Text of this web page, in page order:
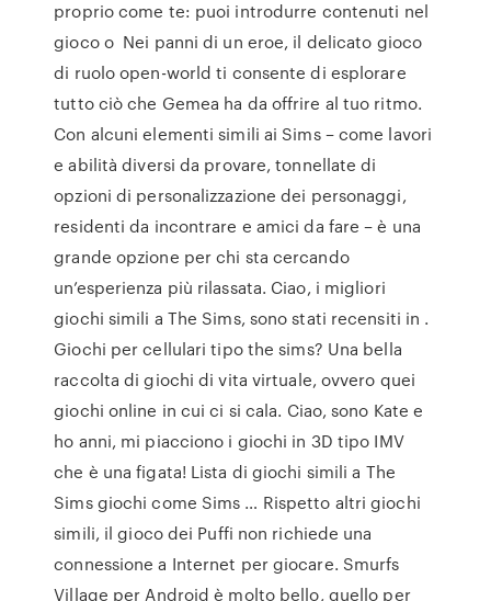
proprio come te: puoi introdurre contenuti nel
gioco o Nei panni di un eroe, il delicato gioco
di ruolo open-world ti consente di esplorare
tutto ciò che Gemea ha da offrire al tuo ritmo.
Con alcuni elementi simili ai Sims – come lavori
e abilità diversi da provare, tonnellate di
opzioni di personalizzazione dei personaggi,
residenti da incontrare e amici da fare – è una
grande opzione per chi sta cercando
un’esperienza più rilassata. Ciao, i migliori
giochi simili a The Sims, sono stati recensiti in .
Giochi per cellulari tipo the sims? Una bella
raccolta di giochi di vita virtuale, ovvero quei
giochi online in cui ci si cala. Ciao, sono Kate e
ho anni, mi piacciono i giochi in 3D tipo IMV
che è una figata! Lista di giochi simili a The
Sims giochi come Sims … Rispetto altri giochi
simili, il gioco dei Puffi non richiede una
connessione a Internet per giocare. Smurfs
Village per Android è molto bello, quello per